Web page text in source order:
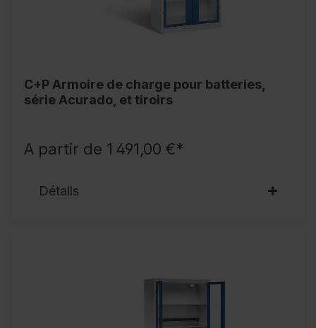
C+P Armoire de charge pour batteries,
série Acurado, et tiroirs
A partir de 1 491,00 €*
Détails